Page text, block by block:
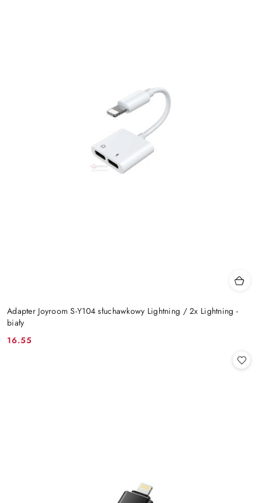
Adapter Joyroom S-Y104 słuchawkowy Lightning / 2x Lightning -
biały
Cena:
16.55